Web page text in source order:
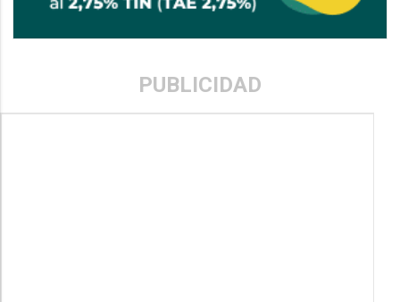
PUBLICIDAD